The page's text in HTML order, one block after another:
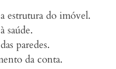
estrutura do imóvel.
saúde.
paredes.
da conta.